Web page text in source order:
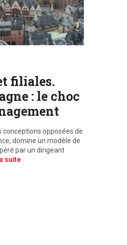
filiales.
: le choc
conceptions opposées de
domine un modèle de
par un dirigeant
suite